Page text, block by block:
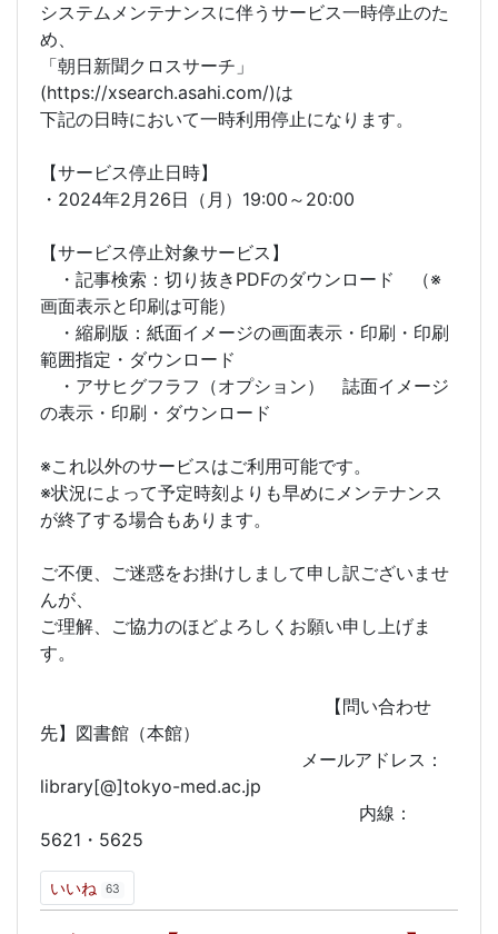
システムメンテナンスに伴うサービス一時停止のた
め、
「朝日新聞クロスサーチ」
(https://xsearch.asahi.com/)は
下記の日時において一時利用停止になります。
【サービス停止日時】
・2024年2月26日（月）19:00～20:00
【サービス停止対象サービス】
・記事検索：切り抜きPDFのダウンロード （※
画面表示と印刷は可能）
・縮刷版：紙面イメージの画面表示・印刷・印刷
範囲指定・ダウンロード
・アサヒグフラフ（オプション） 誌面イメージ
の表示・印刷・ダウンロード
※これ以外のサービスはご利用可能です。
※状況によって予定時刻よりも早めにメンテナンス
が終了する場合もあります。
ご不便、ご迷惑をお掛けしまして申し訳ございませ
んが、
ご理解、ご協力のほどよろしくお願い申し上げま
す。
【問い合わせ
先】図書館（本館）
メールアドレス：
library[@]tokyo-med.ac.jp
内線：
5621・5625
いいね 63